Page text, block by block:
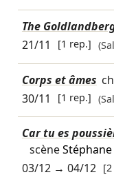
The
21/11
[1 rep.]
Corps et âmes
30/11
[1 rep.]
Car tu es
scène
03/12→ 04/12